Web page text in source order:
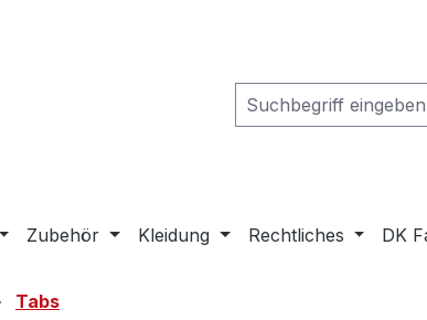
Zubehör Kleidung Rechtliches DK
Tabs